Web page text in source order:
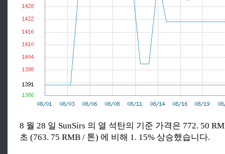
8 월 28 일 SunSirs 의 열 석탄의 기준 가격은 772. 50
초 (763. 75 RMB / 톤) 에 비해 1. 15% 상승했습니다.